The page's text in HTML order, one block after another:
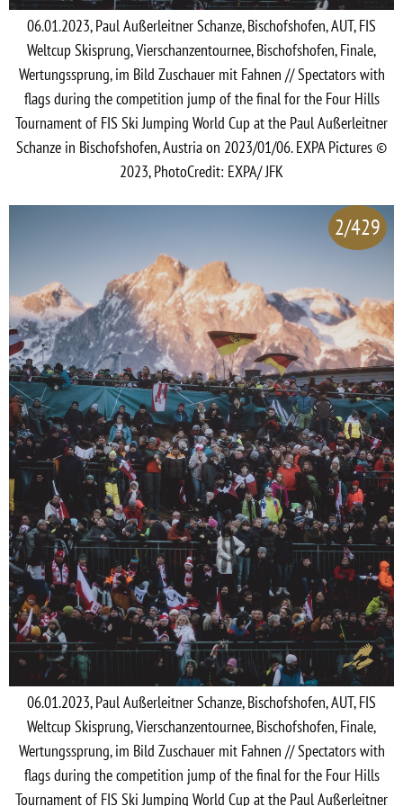
06.01.2023, Paul Außerleitner Schanze, Bischofshofen, AUT, FIS
Weltcup Skisprung, Vierschanzentournee, Bischofshofen, Finale,
Wertungssprung, im Bild Zuschauer mit Fahnen // Spectators with
flags during the competition jump of the final for the Four Hills
Tournament of FIS Ski Jumping World Cup at the Paul Außerleitner
Schanze in Bischofshofen, Austria on 2023/01/06. EXPA Pictures ©
2023, PhotoCredit: EXPA/ JFK
2/429
06.01.2023, Paul Außerleitner Schanze, Bischofshofen, AUT, FIS
Weltcup Skisprung, Vierschanzentournee, Bischofshofen, Finale,
Wertungssprung, im Bild Zuschauer mit Fahnen // Spectators with
flags during the competition jump of the final for the Four Hills
Tournament of FIS Ski Jumping World Cup at the Paul Außerleitner